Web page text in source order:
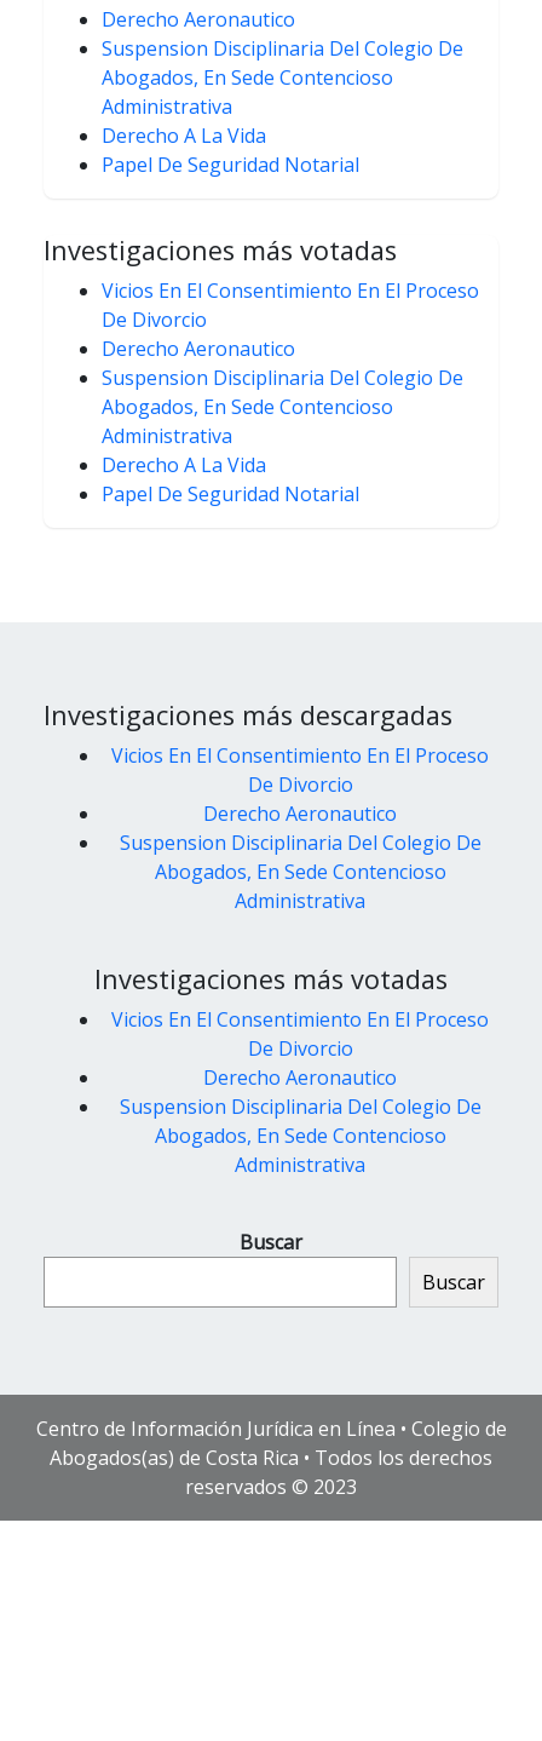
Derecho Aeronautico
Suspension Disciplinaria Del Colegio De
Abogados, En Sede Contencioso
Administrativa
Derecho A La Vida
Papel De Seguridad Notarial
Investigaciones más votadas
Vicios En El Consentimiento En El Proceso
De Divorcio
Derecho Aeronautico
Suspension Disciplinaria Del Colegio De
Abogados, En Sede Contencioso
Administrativa
Derecho A La Vida
Papel De Seguridad Notarial
Investigaciones más descargadas
Vicios En El Consentimiento En El Proceso
De Divorcio
Derecho Aeronautico
Suspension Disciplinaria Del Colegio De
Abogados, En Sede Contencioso
Administrativa
Investigaciones más votadas
Vicios En El Consentimiento En El Proceso
De Divorcio
Derecho Aeronautico
Suspension Disciplinaria Del Colegio De
Abogados, En Sede Contencioso
Administrativa
Buscar
Buscar
Centro de Información Jurídica en Línea • Colegio de
Abogados(as) de Costa Rica • Todos los derechos
reservados © 2023